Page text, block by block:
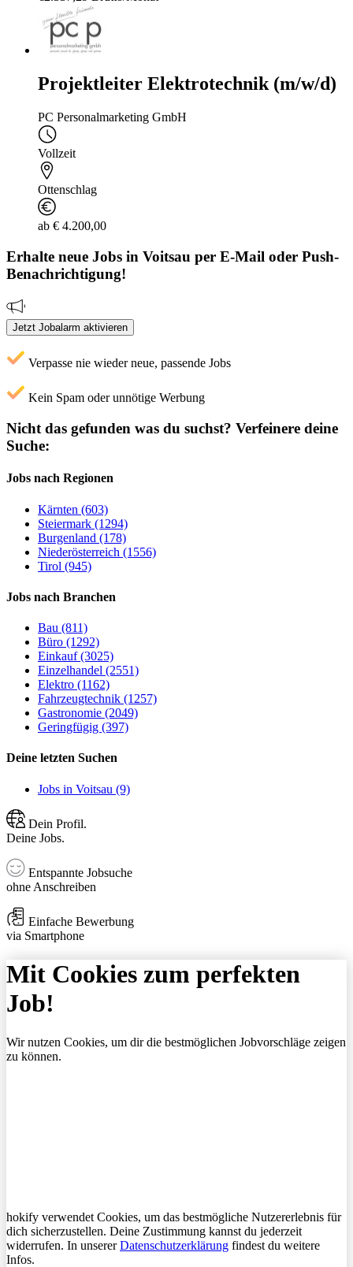
Projektleiter Elektrotechnik (m/w/d)
PC Personalmarketing GmbH
Vollzeit
Ottenschlag
ab € 4.200,00
Erhalte neue Jobs in Voitsau per E-Mail oder Push-
Benachrichtigung!
Jetzt Jobalarm aktivieren
Verpasse nie wieder neue, passende Jobs
Kein Spam oder unnötige Werbung
Nicht das gefunden was du suchst? Verfeinere deine
Suche:
Jobs nach Regionen
Kärnten (603)
Steiermark (1294)
Burgenland (178)
Niederösterreich (1556)
Tirol (945)
Jobs nach Branchen
Bau (811)
Büro (1292)
Einkauf (3025)
Einzelhandel (2551)
Elektro (1162)
Fahrzeugtechnik (1257)
Gastronomie (2049)
Geringfügig (397)
Deine letzten Suchen
Jobs in Voitsau (9)
Dein Profil.
Deine Jobs.
Entspannte Jobsuche
ohne Anschreiben
Einfache Bewerbung
via Smartphone
Mit Cookies zum perfekten
Job!
Wir nutzen Cookies, um dir die bestmöglichen Jobvorschläge zeigen
zu können.
hokify verwendet Cookies, um das bestmögliche Nutzererlebnis für
dich sicherzustellen. Deine Zustimmung kannst du jederzeit
widerrufen. In unsererDatenschutzerklärung findest du weitere
Infos.